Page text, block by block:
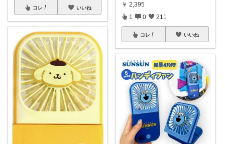
コレ いいね
￥ 2,395
1 0 211
コレ いいね